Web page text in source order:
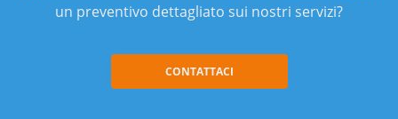
un preventivo dettagliato sui nostri servizi?
CONTATTACI